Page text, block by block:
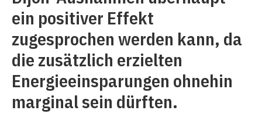
ein positiver Effekt
zugesprochen werden kann, da
die zusätzlich erzielten
Energieeinsparungen ohnehin
marginal sein dürften.